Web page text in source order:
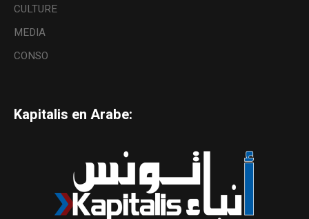
CULTURE
MEDIA
CONSO
Kapitalis en Arabe: